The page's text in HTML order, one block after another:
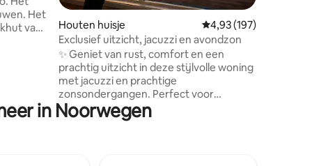
Het
van
Houten huisje Gemiddelde
4,93 (197)
Exclusief uitzicht, jacuzzi en avondzon
✨ Geniet van rust, comfort en een
prachtig uitzicht in deze stijlvolle woning
met jacuzzi en prachtige
zonsondergangen. Perfect voor
ontspanning, quality time en
onvergetelijke ervaringen – zowel
in Noorwegen